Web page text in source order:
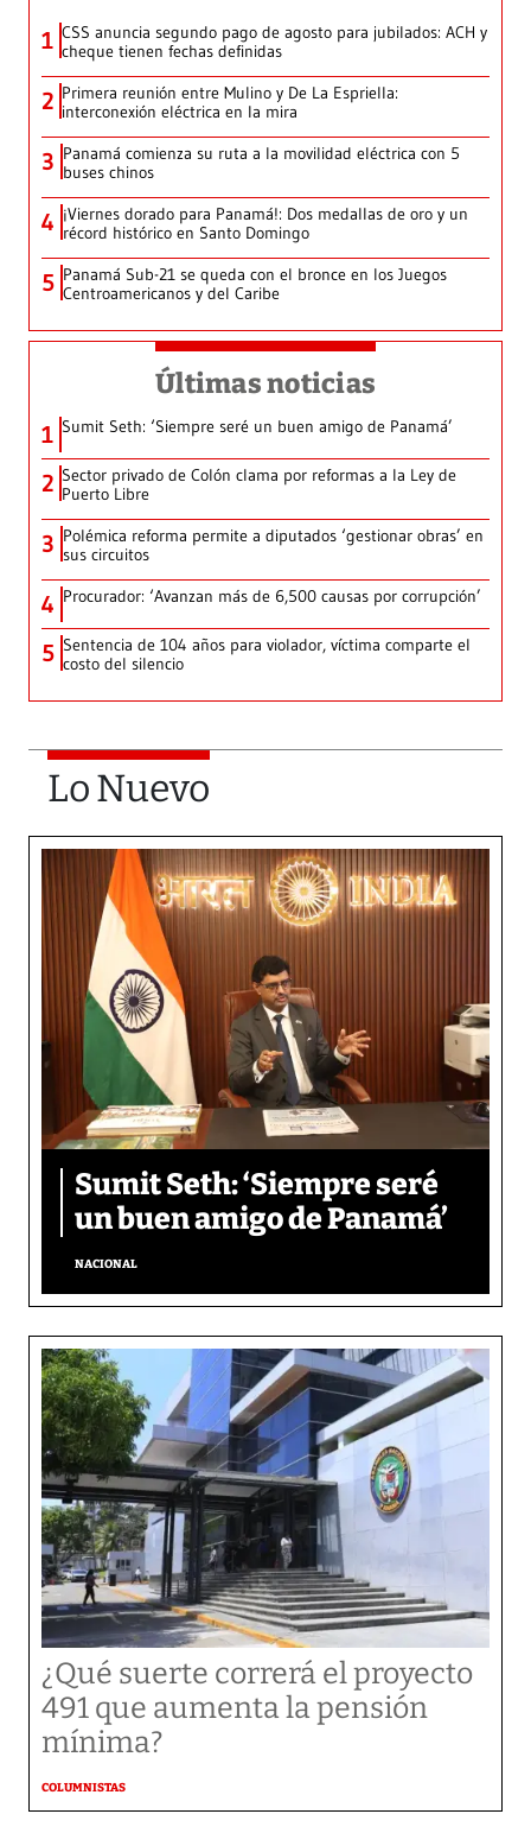
1 CSS anuncia segundo pago de agosto para jubilados: ACH y
cheque tienen fechas definidas
2 Primera reunión entre Mulino y De La Espriella:
interconexión eléctrica en la mira
3 Panamá comienza su ruta a la movilidad eléctrica con 5
buses chinos
4 ¡Viernes dorado para Panamá!: Dos medallas de oro y un
récord histórico en Santo Domingo
5 Panamá Sub-21 se queda con el bronce en los Juegos
Centroamericanos y del Caribe
Últimas noticias
1 Sumit Seth: ‘Siempre seré un buen amigo de Panamá’
2 Sector privado de Colón clama por reformas a la Ley de
Puerto Libre
3 Polémica reforma permite a diputados ‘gestionar obras’ en
sus circuitos
4 Procurador: ‘Avanzan más de 6,500 causas por corrupción’
5 Sentencia de 104 años para violador, víctima comparte el
costo del silencio
Lo Nuevo
Sumit Seth: ‘Siempre seré
un buen amigo de Panamá’
NACIONAL
¿Qué suerte correrá el proyecto
491 que aumenta la pensión
mínima?
COLUMNISTAS